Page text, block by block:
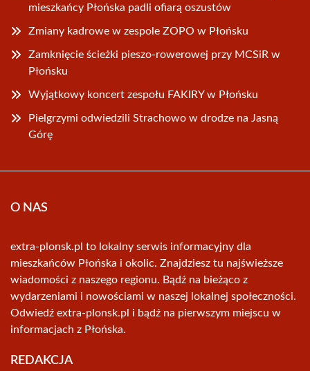
mieszkańcy Płońska padli ofiarą oszustów
Zmiany kadrowe w zespole ZOPO w Płońsku
Zamknięcie ścieżki pieszo-rowerowej przy MCSiR w
Płońsku
Wyjątkowy koncert zespołu FAKIRY w Płońsku
Pielgrzymi odwiedzili Strachowo w drodze na Jasną
Górę
O NAS
extra-plonsk.pl to lokalny serwis informacyjny dla
mieszkańców Płońska i okolic. Znajdziesz tu najświeższe
wiadomości z naszego regionu. Bądź na bieżąco z
wydarzeniami i nowościami w naszej lokalnej społeczności.
Odwiedź extra-plonsk.pl i bądź na pierwszym miejscu w
informacjach z Płońska.
REDAKCJA